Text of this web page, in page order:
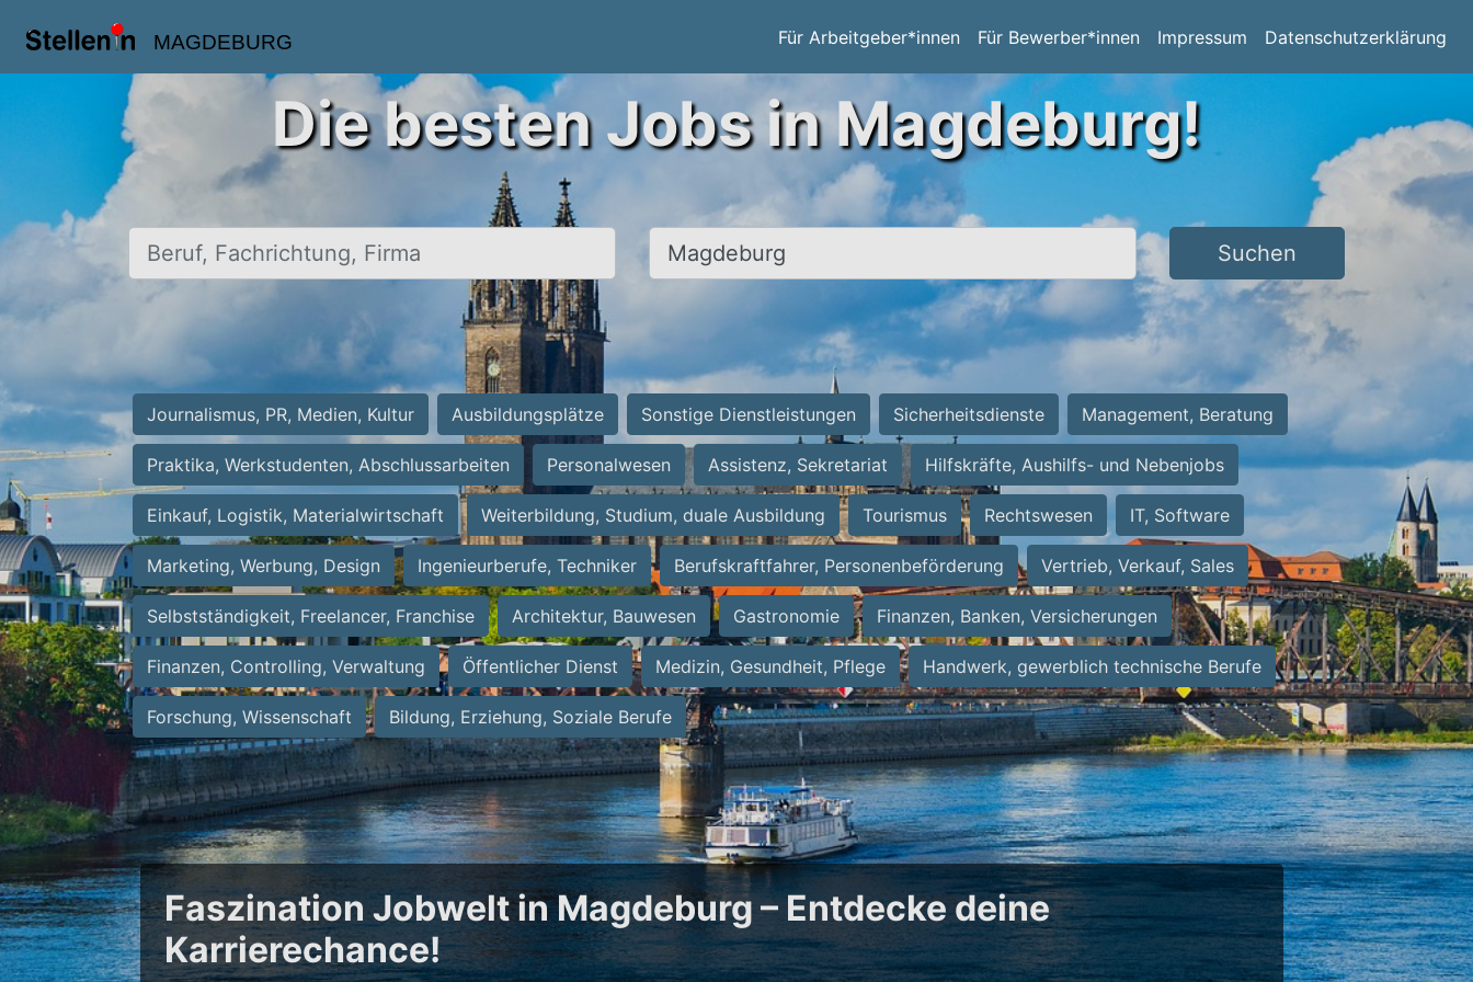
MAGDEBURG Für Arbeitgeber*innen Für Bewerber*innen Impressum Datenschutzerklärung
Die besten Jobs in Magdeburg!
Beruf, Fachrichtung, Firma Ort, Stadt Suchen
Journalismus, PR, Medien, Kultur Ausbildungsplätze Sonstige Dienstleistungen Sicherheitsdienste Management, Beratung
Praktika, Werkstudenten, Abschlussarbeiten Personalwesen Assistenz, Sekretariat Hilfskräfte, Aushilfs- und Nebenjobs
Einkauf, Logistik, Materialwirtschaft Weiterbildung, Studium, duale Ausbildung Tourismus Rechtswesen IT, Software
Marketing, Werbung, Design Ingenieurberufe, Techniker Berufskraftfahrer, Personenbeförderung Vertrieb, Verkauf, Sales
Selbstständigkeit, Freelancer, Franchise Architektur, Bauwesen Gastronomie Finanzen, Banken, Versicherungen
Finanzen, Controlling, Verwaltung Öffentlicher Dienst Medizin, Gesundheit, Pflege Handwerk, gewerblich technische Berufe
Forschung, Wissenschaft Bildung, Erziehung, Soziale Berufe
Faszination Jobwelt in Magdeburg – Entdecke deine
Karrierechance!